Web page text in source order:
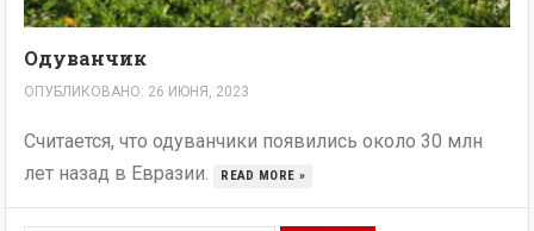
Одуванчик
ОПУБЛИКОВАНО: 26 ИЮНЯ, 2023
Считается, что одуванчики появились около 30 млн
лет назад в Евразии.
READ MORE »